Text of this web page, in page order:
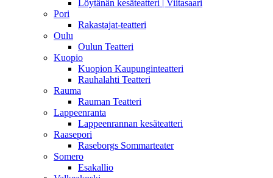
Löytänän kesäteatteri | Viitasaari
Pori
Rakastajat-teatteri
Oulu
Oulun Teatteri
Kuopio
Kuopion Kaupunginteatteri
Rauhalahti Teatteri
Rauma
Rauman Teatteri
Lappeenranta
Lappeenrannan kesäteatteri
Raasepori
Raseborgs Sommarteater
Somero
Esakallio